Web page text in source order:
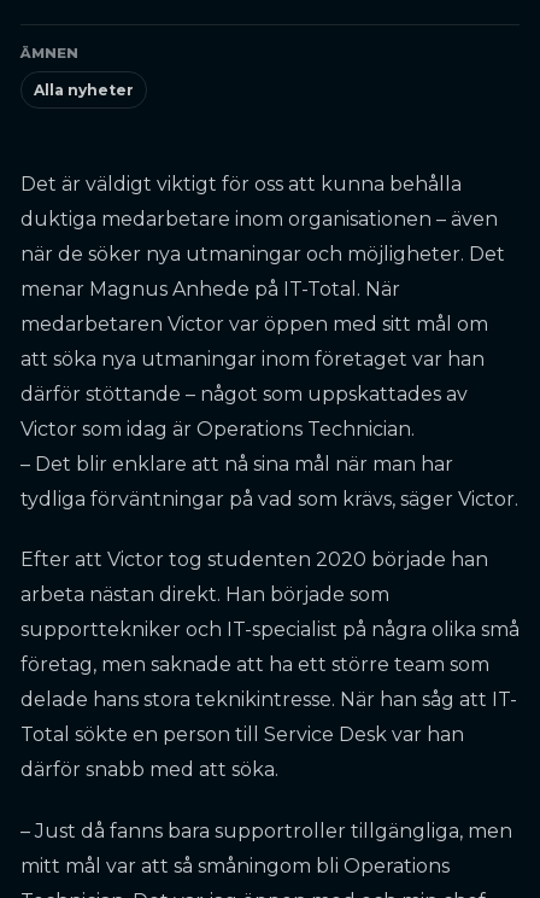
ÄMNEN
Alla nyheter
Det är väldigt viktigt för oss att kunna behålla
duktiga medarbetare inom organisationen – även
när de söker nya utmaningar och möjligheter. Det
menar Magnus Anhede på IT-Total. När
medarbetaren Victor var öppen med sitt mål om
att söka nya utmaningar inom företaget var han
därför stöttande – något som uppskattades av
Victor som idag är Operations Technician.
– Det blir enklare att nå sina mål när man har
tydliga förväntningar på vad som krävs, säger Victor.
Efter att Victor tog studenten 2020 började han
arbeta nästan direkt. Han började som
supporttekniker och IT-specialist på några olika små
företag, men saknade att ha ett större team som
delade hans stora teknikintresse. När han såg att IT-
Total sökte en person till Service Desk var han
därför snabb med att söka.
– Just då fanns bara supportroller tillgängliga, men
mitt mål var att så småningom bli Operations